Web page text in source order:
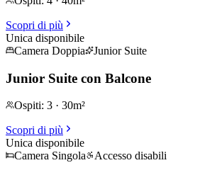
Scopri di più
Unica disponibile
Camera Doppia
Junior Suite
Junior Suite con Balcone
Ospiti: 3 · 30m²
Scopri di più
Unica disponibile
Camera Singola
Accesso disabili